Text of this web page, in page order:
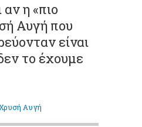
η «πιο
Αυγή που
είναι
το έχουμε
Αυγή